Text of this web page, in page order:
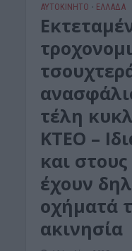
ΑΥΤΟΚΙΝΗΤΟ • ΕΛΛΑΔΑ
τέλη
ΚΤΕΟ –
και
έχουν
οχήματά
ακινησία